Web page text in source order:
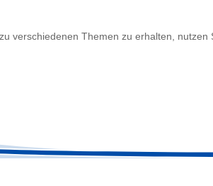
verschiedenen Themen zu erhalten, nutzen